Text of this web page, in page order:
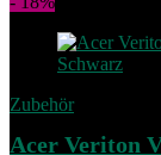
Zubehör
Acer Veriton